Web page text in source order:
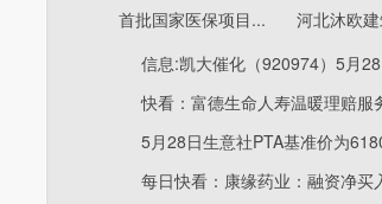
首批国家医保项目... 河北沐欧
5月28日生意社PTA基准价为